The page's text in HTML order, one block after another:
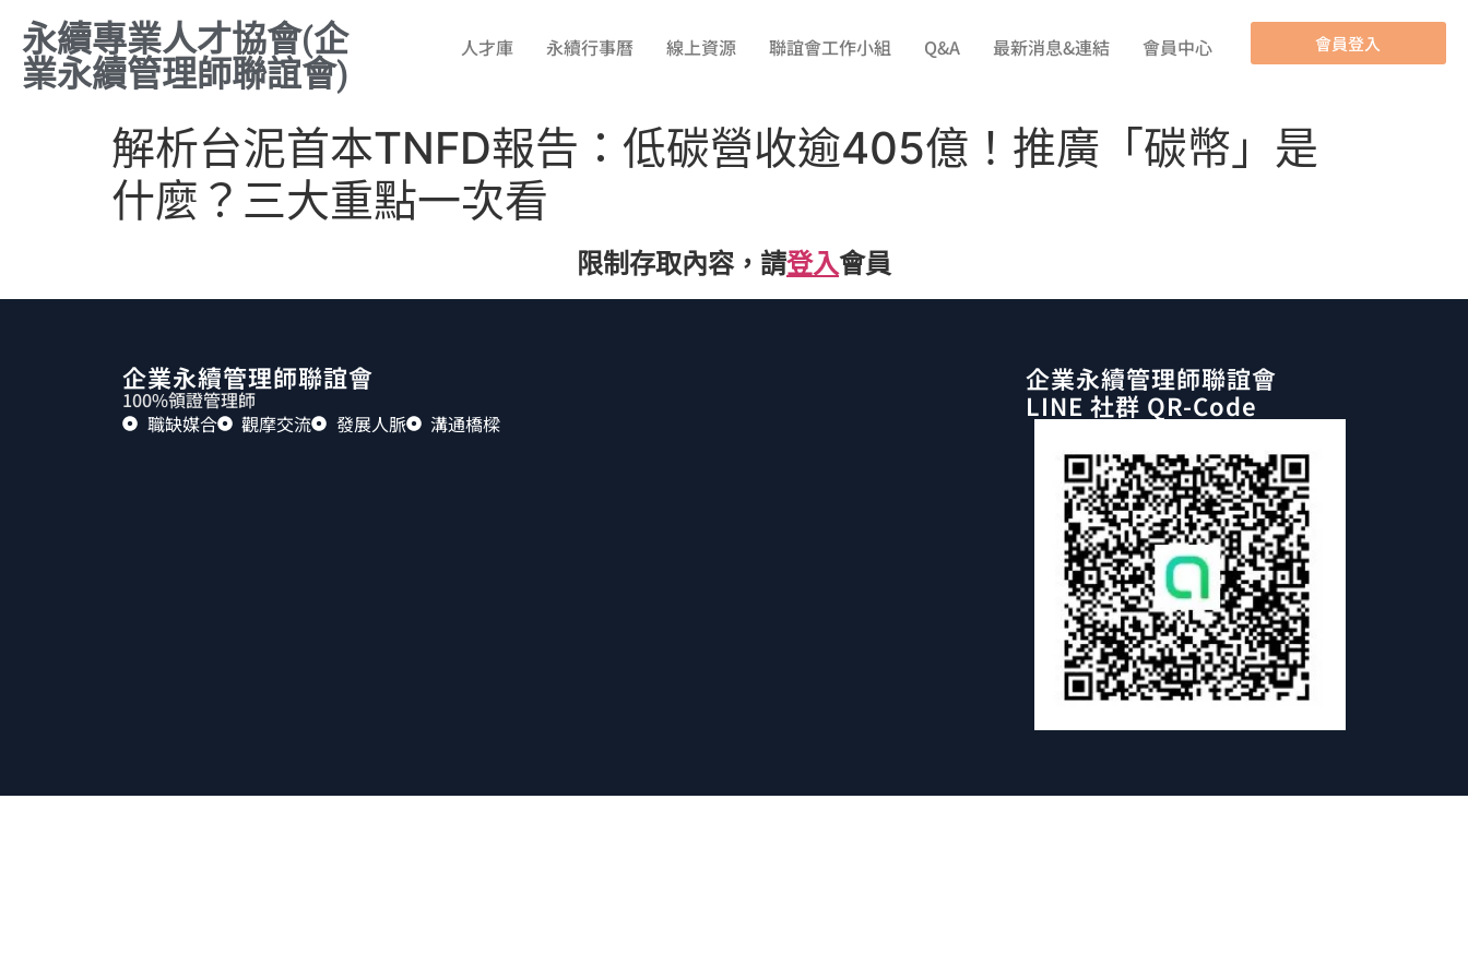
永續專業人才協會(企
業永續管理師聯誼會)
人才庫 永續行事曆 線上資源 聯誼會工作小組 Q&A 最新消息&連結 會員中心 會員登入
解析台泥首本TNFD報告：低碳營收逾405億！推廣「碳幣」是
什麼？三大重點一次看
限制存取內容，請登入會員
企業永續管理師聯誼會
100%領證管理師
職缺媒合
觀摩交流 發展人脈 溝通橋樑
企業永續管理師聯誼會
LINE 社群 QR-Code